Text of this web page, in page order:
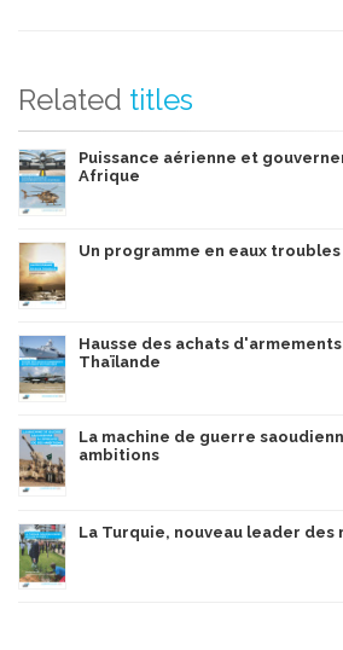
Related titles
Puissance aérienne et
Afrique
Un programme en eaux troubles
Hausse des achats
Thaïlande
La machine de guerre
ambitions
La Turquie, nouveau leader des